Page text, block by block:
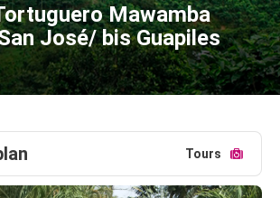
Mawamba
José/ bis Guapiles
Tours